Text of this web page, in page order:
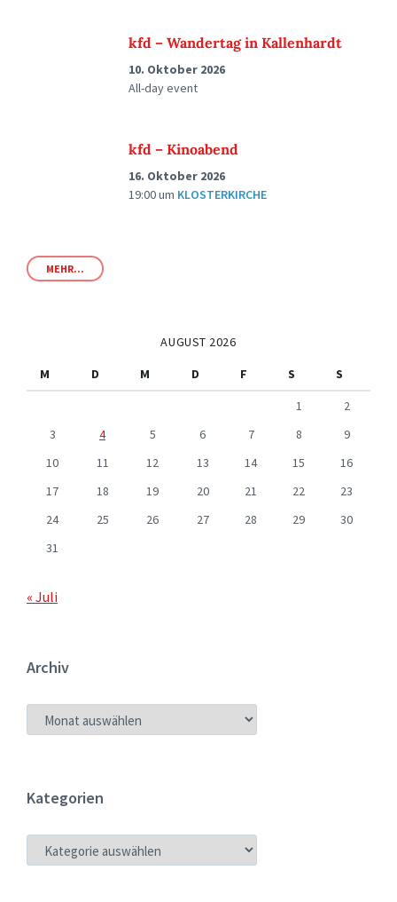
kfd – Wandertag in Kallenhardt
10. Oktober 2026
All-day event
kfd – Kinoabend
16. Oktober 2026
19:00um KLOSTERKIRCHE
MEHR...
AUGUST 2026
M
D M D F S
S
1
2
3
4 5 6 7 8
9
10
11 12 13 14 15
16
17
18 19 20 21 22
23
24
25 26 27 28 29
30
31
« Juli
Archiv
ARCHIV
Kategorien
KATEGORIEN